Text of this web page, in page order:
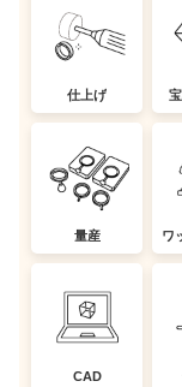
仕上げ
量産 ワ
CAD